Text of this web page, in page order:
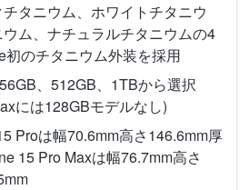
タニウム、ホワイトチタニウ
ム、ナチュラルチタニウムの4
のチタニウム外装を採用
、512GB、1TBから選択
には128GBモデルなし)
Proは幅70.6mm高さ146.6mm厚
15 Pro Maxは幅76.7mm高さ